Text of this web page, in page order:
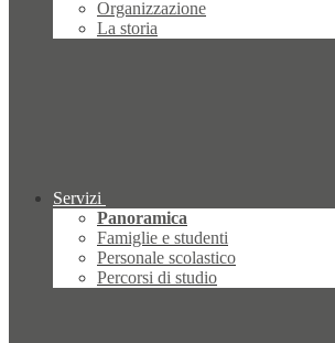
Organizzazione
La storia
Servizi
Panoramica
Famiglie e studenti
Personale scolastico
Percorsi di studio